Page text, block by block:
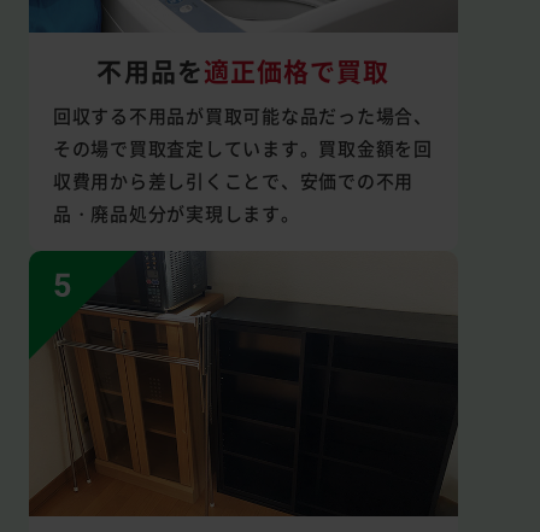
不用品を適正価格で買取
回収する不用品が買取可能な品だった場合、
その場で買取査定しています。買取金額を回
収費用から差し引くことで、安価での不用
品・廃品処分が実現します。